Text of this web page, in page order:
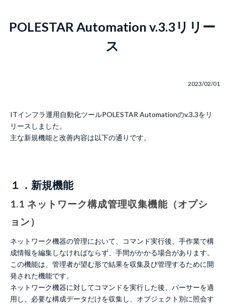
POLESTAR Automation v.3.3リリー
ス
2023/02/01
ITインフラ運用自動化ツールPOLESTAR Automationのv.3.3をリ
リースしました。
主な新規機能と改善内容は以下の通りです。
１．新規機能
1.1 ネットワーク構成管理収集機能（オプシ
ョン）
ネットワーク機器の管理において、コマンド実行後、手作業で構
成情報を編集しなければならず、手間がかかる場合があります。
この機能は、管理者が望む形で結果を収集及び管理するために開
発された機能です。
ネットワーク機器に対してコマンドを実行した後、パーサーを適
用し、必要な構成データだけを収集し、オブジェクト別に照会す